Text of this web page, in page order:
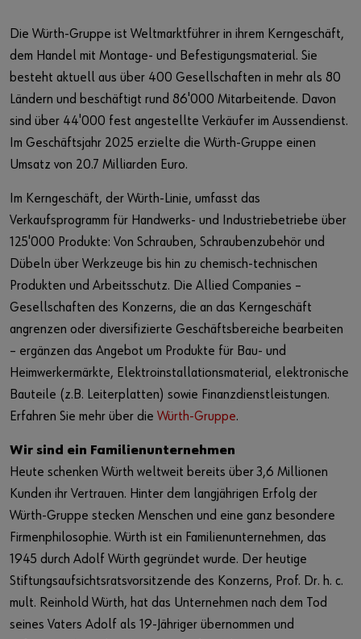
Kundenportal / Login
Datenschutzerklärung für Kunden
Die Würth-Gruppe ist Weltmarktführer in ihrem Kerngeschäft,
dem Handel mit Montage- und Befestigungsmaterial. Sie
besteht aktuell aus über 400 Gesellschaften in mehr als 80
Ländern und beschäftigt rund 86'000 Mitarbeitende. Davon
sind über 44'000 fest angestellte Verkäufer im Aussendienst.
Im Geschäftsjahr 2025 erzielte die Würth-Gruppe einen
Umsatz von 20.7 Milliarden Euro.
Im Kerngeschäft, der Würth-Linie, umfasst das
Verkaufsprogramm für Handwerks- und Industriebetriebe über
125'000 Produkte: Von Schrauben, Schraubenzubehör und
Dübeln über Werkzeuge bis hin zu chemisch-technischen
Produkten und Arbeitsschutz. Die Allied Companies –
Gesellschaften des Konzerns, die an das Kerngeschäft
angrenzen oder diversifizierte Geschäftsbereiche bearbeiten
– ergänzen das Angebot um Produkte für Bau- und
Heimwerkermärkte, Elektroinstallationsmaterial, elektronische
Bauteile (z.B. Leiterplatten) sowie Finanzdienstleistungen.
Erfahren Sie mehr über die Würth-Gruppe.
Wir sind ein Familienunternehmen
Heute schenken Würth weltweit bereits über 3,6 Millionen
Kunden ihr Vertrauen. Hinter dem langjährigen Erfolg der
Würth-Gruppe stecken Menschen und eine ganz besondere
Firmenphilosophie. Würth ist ein Familienunternehmen, das
1945 durch Adolf Würth gegründet wurde. Der heutige
Stiftungsaufsichtsratsvorsitzende des Konzerns, Prof. Dr. h. c.
mult. Reinhold Würth, hat das Unternehmen nach dem Tod
seines Vaters Adolf als 19-Jähriger übernommen und